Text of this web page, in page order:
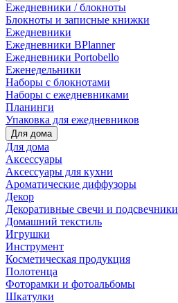
Ежедневники / блокноты
Блокноты и записные книжки
Ежедневники
Ежедневники BPlanner
Ежедневники Portobello
Еженедельники
Наборы с блокнотами
Наборы с ежедневниками
Планинги
Упаковка для ежедневников
Для дома
Для дома
Аксессуары
Аксессуары для кухни
Ароматические диффузоры
Декор
Декоративные свечи и подсвечники
Домашний текстиль
Игрушки
Инструмент
Косметическая продукция
Полотенца
Фоторамки и фотоальбомы
Шкатулки